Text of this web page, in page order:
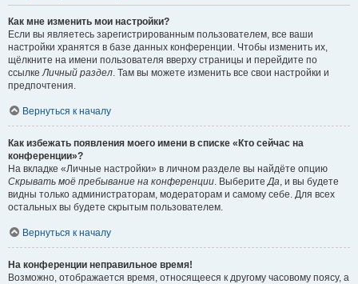
Как мне изменить мои настройки?
Если вы являетесь зарегистрированным пользователем, все ваши
настройки хранятся в базе данных конференции. Чтобы изменить их,
щёлкните на имени пользователя вверху страницы и перейдите по
ссылкеЛичный раздел. Там вы можете изменить все свои настройки и
предпочтения.
Вернуться к началу
Как избежать появления моего имени в списке «Кто сейчас на
конференции»?
На вкладке «Личные настройки» в личном разделе вы найдёте опцию
Скрывать моё пребывание на конференции. ВыберитеДа, и вы будете
видны только администраторам, модераторам и самому себе. Для всех
остальных вы будете скрытым пользователем.
Вернуться к началу
На конференции неправильное время!
Возможно, отображается время, относящееся к другому часовому поясу, а